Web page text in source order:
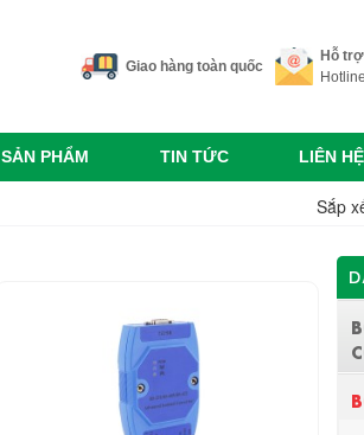
Giao hàng toàn quốc
Hỗ
SẢN PHẨM TIN TỨC LIÊN HỆ
Sắp